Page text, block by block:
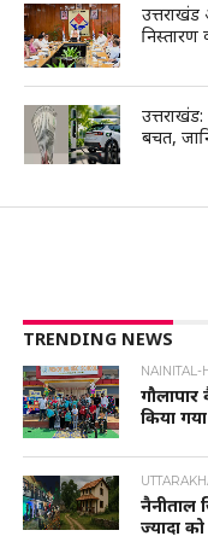
बचत,
TRENDING NEWS
किया
नैनीताल
ज्यादा